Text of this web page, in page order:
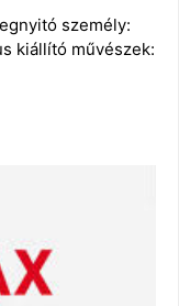
személy:
kiállító művészek: